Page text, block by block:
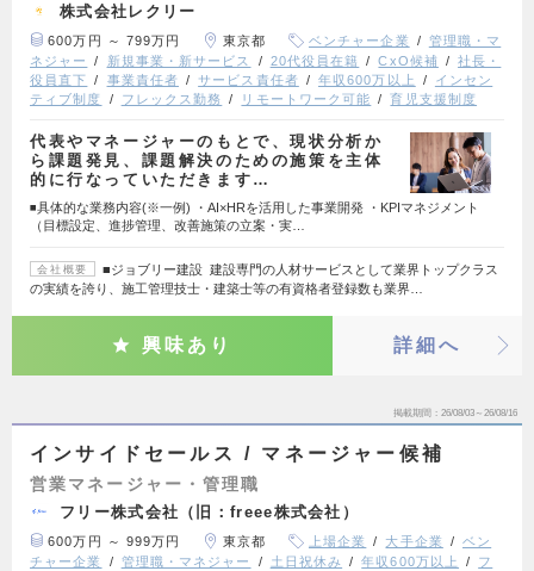
株式会社レクリー
600万円 ～ 799万円 東京都 ベンチャー企業
管理職・マ
ネジャー
新規事業・新サービス 20代役員在籍 CxO候補
社長・
役員直下
事業責任者 サービス責任者 年収600万以上
インセン
ティブ制度
フレックス勤務 リモートワーク可能 育児支援制度
代表やマネージャーのもとで、現状分析か
ら課題発見、課題解決のための施策を主体
的に行なっていただきます…
◾️具体的な業務内容(※一例) ・AI×HRを活用した事業開発 ・KPIマネジメント
（目標設定、進捗管理、改善施策の立案・実…
会社概要
■ジョブリー建設 建設専門の人材サービスとして業界トップクラス
の実績を誇り、施工管理技士・建築士等の有資格者登録数も業界…
興味あり 詳細へ
掲載期間 26/08/03～26/08/16
インサイドセールス / マネージャー候補
営業マネージャー・管理職
フリー株式会社（旧：freee株式会社）
600万円 ～ 999万円 東京都 上場企業 大手企業
ベン
チャー企業
管理職・マネジャー 土日祝休み 年収600万以上
フ